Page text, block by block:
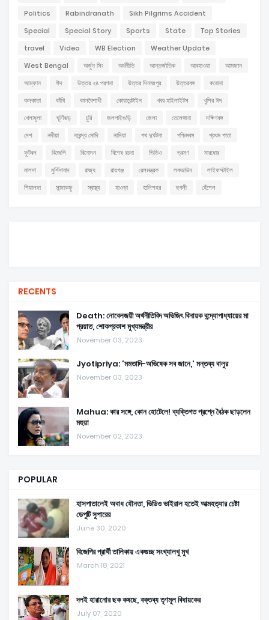
Politics
Rabindranath
Sikh Pilgrims Accident
Special
Special Story Sports State
Top Stories
travel
Video WB Election
Weather Update
West Bengal
অর্জুন সিং অর্থনীতি আন্তর্জাতিক আবহাওয়া
আমফান
আম্ফান
ঈদ উত্তর ২৪ পরগনা উত্তর দিনাজপুর উত্তরবঙ্গ
করোনা
কলকাতা
কাঁথি কালবৈশাখী কোয়ারেন্টাইন খবর হাইলাইটস
খুশির ঈদ
খেলাধুলা
ঘূর্ণিঝড় চুরি জলপাইগুড়ি জেলা তেলেঙ্গানা
দক্ষিণবঙ্গ
দেশ
নদীয়া নরেন্দ্র মোদি নাদিয়া পথ দুর্ঘটনা পশ্চিমবঙ্গ
প্রথম পাতা
ফুটবল
বিজেপি বিনোদন বিশেষ রচনা ভিডিও ভ্রমণ
মারধোর
মালদা
মুর্শিদাবাদ রাজ্য রায়গঞ্জ রেলমন্ত্রক লকডাউন
লাইফস্টাইল
শিয়ালদা
সান্দাকফু স্বাস্থ্য হাওড়া হালিশহর হুগলী হেঁশেল
RECENTS
Death: নোবেলজয়ী অর্থনীতিবিদ অভিজিৎ বিনায়ক বন্দ্যোপাধ্যায়ের মা
প্রয়াত, শোকপ্রকাশ মুখ্যমন্ত্রীর
November 03, 2023
Jyotipriya: 'মমতাদি-অভিষেক সব জানে,' মন্তব্য বালুর
November 03, 2023
Mahua: কার সঙ্গে, কোন হোটেলে! ব্যক্তিগত প্রশ্নে বৈঠক ছাড়লেন
মহুয়া
November 02, 2023
POPULAR
হাসপাতালেই অবাধ যৌনতা, ভিডিও ভাইরাল হতেই আত্মহত্যার চেষ্টা
ডেপুটি সুপারের
June 30, 2020
বিজেপির প্রার্থী তালিকায় একগুচ্ছ সংখ্যালখু মুখ
March 18, 2021
দলই হারানোর ছক কষছে, বক্তব্য তৃণমূল বিধায়কের
July 07, 2020